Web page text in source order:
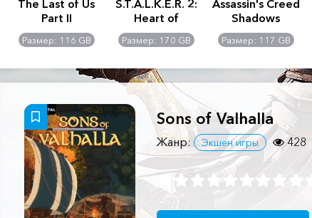
The Last of Us
Part II
Remastered
Размер: 116 GB
S.T.A.L.K.E.R. 2:
Heart of
Chernobyl -
Ultimate Edition
Размер: 170 GB
Assassin's Creed
Shadows
Размер: 117 GB
Sons of Valhalla
Жанр: Экшен игры 428